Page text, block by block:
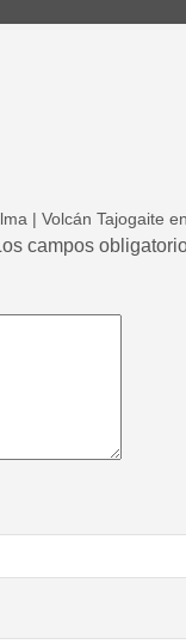
| Volcán Tajogaite
campos